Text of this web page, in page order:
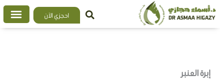
تخطي
إلى
احجزي الآن
إبرة العنبر